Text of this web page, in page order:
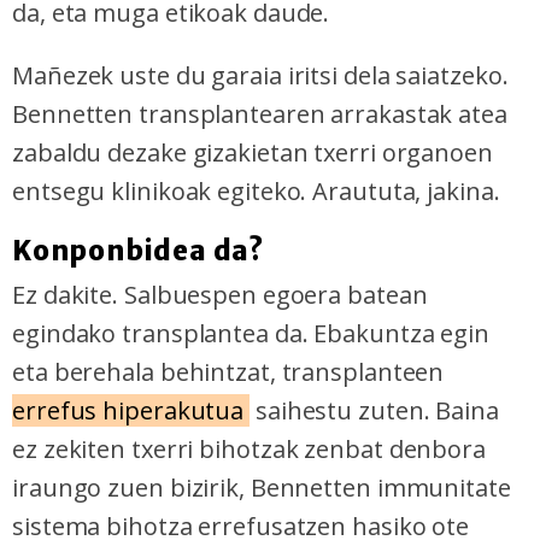
da, eta muga etikoak daude.
Mañezek uste du garaia iritsi dela saiatzeko.
Bennetten transplantearen arrakastak atea
zabaldu dezake gizakietan txerri organoen
entsegu klinikoak egiteko. Araututa, jakina.
Konponbidea da?
Ez dakite. Salbuespen egoera batean
egindako transplantea da. Ebakuntza egin
eta berehala behintzat, transplanteen
errefus hiperakutua saihestu zuten. Baina
ez zekiten txerri bihotzak zenbat denbora
iraungo zuen bizirik, Bennetten immunitate
sistema bihotza errefusatzen hasiko ote